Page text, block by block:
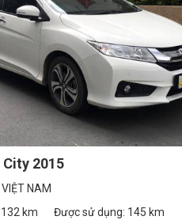
2015
NAM
132 km Được sử dụng: 145 km